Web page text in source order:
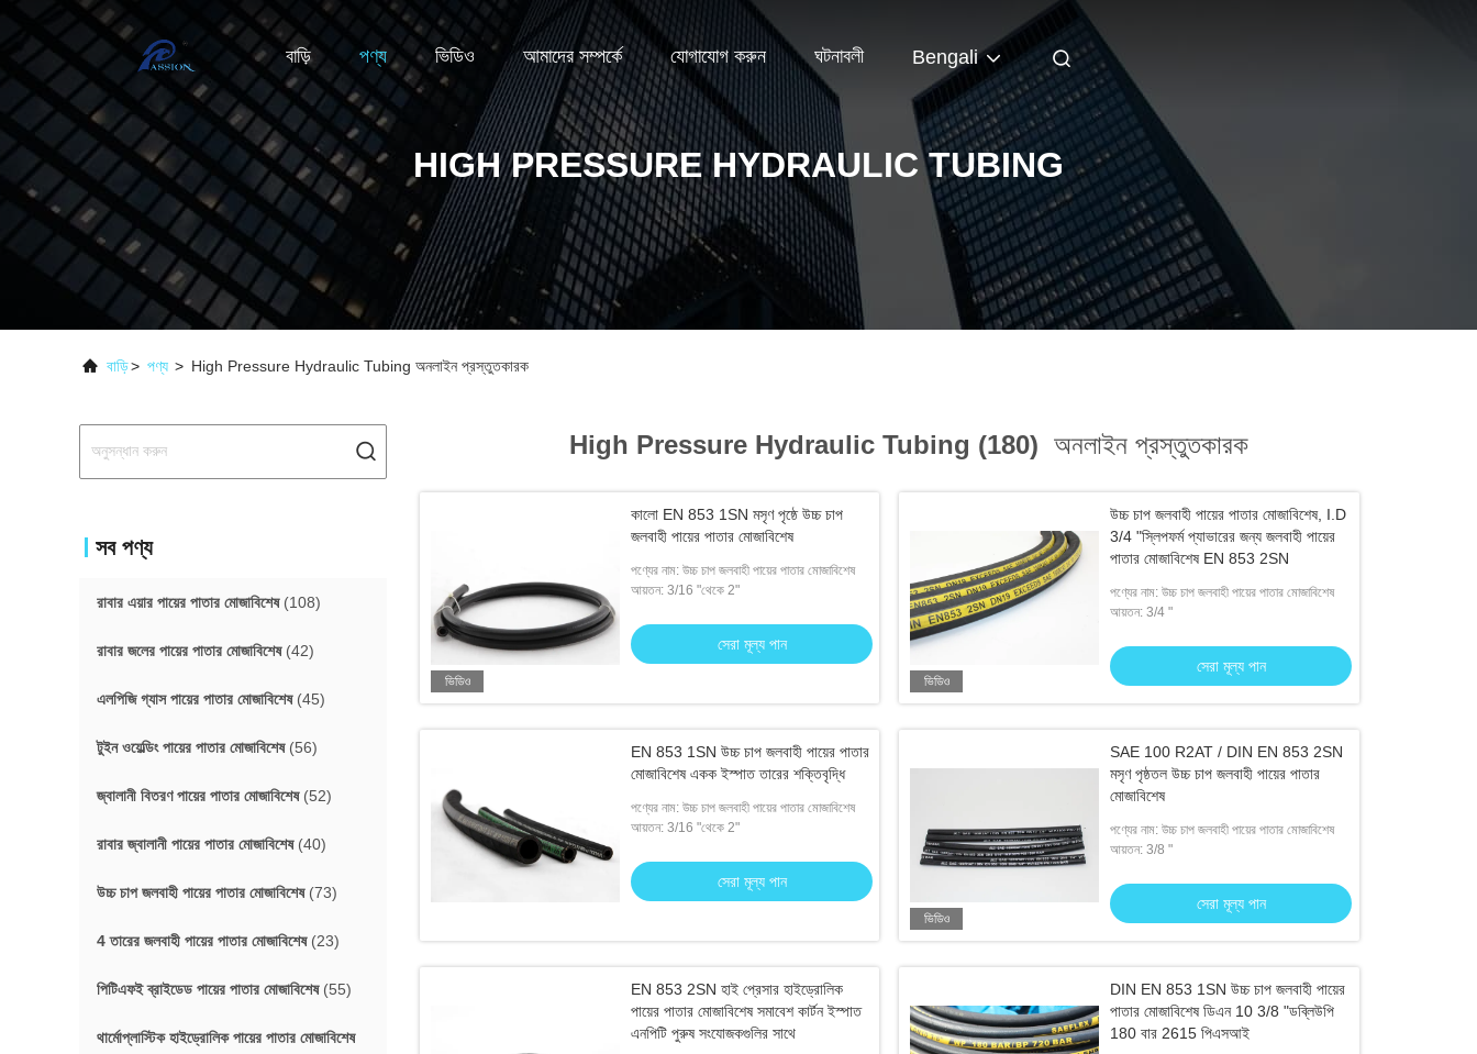
বাড়ি পণ্য ভিডিও আমাদের সম্পর্কে যোগাযোগ করুন ঘটনাবলী Bengali
HIGH PRESSURE HYDRAULIC TUBING
বাড়ি> পণ্য > High Pressure Hydraulic Tubing অনলাইন প্রস্তুতকারক
সব পণ্য
রাবার এয়ার পায়ের পাতার মোজাবিশেষ(108)
রাবার জলের পায়ের পাতার মোজাবিশেষ(42)
এলপিজি গ্যাস পায়ের পাতার মোজাবিশেষ(45)
টুইন ওয়েল্ডিং পায়ের পাতার মোজাবিশেষ(56)
জ্বালানী বিতরণ পায়ের পাতার মোজাবিশেষ(52)
রাবার জ্বালানী পায়ের পাতার মোজাবিশেষ(40)
উচ্চ চাপ জলবাহী পায়ের পাতার মোজাবিশেষ(73)
4 তারের জলবাহী পায়ের পাতার মোজাবিশেষ(23)
পিটিএফই ব্রাইডেড পায়ের পাতার মোজাবিশেষ(55)
থার্মোপ্লাস্টিক হাইড্রোলিক পায়ের পাতার মোজাবিশেষ
High Pressure Hydraulic Tubing (180) অনলাইন প্রস্তুতকারক
ভিডিও
কালো EN 853 1SN মসৃণ পৃষ্ঠে উচ্চ চাপ
জলবাহী পায়ের পাতার মোজাবিশেষ
পণ্যের নাম: উচ্চ চাপ জলবাহী পায়ের পাতার মোজাবিশেষ
আয়তন: 3/16 "থেকে 2"
সেরা মূল্য পান
ভিডিও
উচ্চ চাপ জলবাহী পায়ের পাতার মোজাবিশেষ, I.D
3/4 "স্লিপফর্ম প্যাভারের জন্য জলবাহী পায়ের
পাতার মোজাবিশেষ EN 853 2SN
পণ্যের নাম: উচ্চ চাপ জলবাহী পায়ের পাতার মোজাবিশেষ
আয়তন: 3/4 "
সেরা মূল্য পান
EN 853 1SN উচ্চ চাপ জলবাহী পায়ের পাতার
মোজাবিশেষ একক ইস্পাত তারের শক্তিবৃদ্ধি
পণ্যের নাম: উচ্চ চাপ জলবাহী পায়ের পাতার মোজাবিশেষ
আয়তন: 3/16 "থেকে 2"
সেরা মূল্য পান
ভিডিও
SAE 100 R2AT / DIN EN 853 2SN
মসৃণ পৃষ্ঠতল উচ্চ চাপ জলবাহী পায়ের পাতার
মোজাবিশেষ
পণ্যের নাম: উচ্চ চাপ জলবাহী পায়ের পাতার মোজাবিশেষ
আয়তন: 3/8 "
সেরা মূল্য পান
EN 853 2SN হাই প্রেসার হাইড্রোলিক
পায়ের পাতার মোজাবিশেষ সমাবেশ কার্টন ইস্পাত
এনপিটি পুরুষ সংযোজকগুলির সাথে
DIN EN 853 1SN উচ্চ চাপ জলবাহী পায়ের
পাতার মোজাবিশেষ ডিএন 10 3/8 "ডব্লিউপি
180 বার 2615 পিএসআই